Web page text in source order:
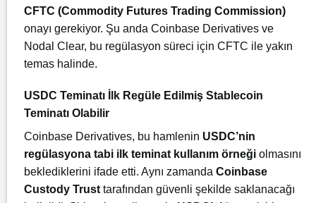
CFTC (Commodity Futures Trading Commission)
onayı gerekiyor. Şu anda Coinbase Derivatives ve
Nodal Clear, bu regülasyon süreci için CFTC ile yakın
temas halinde.
USDC Teminatı İlk Regüle Edilmiş Stablecoin
Teminatı Olabilir
Coinbase Derivatives, bu hamlenin USDC’nin
regülasyona tabi ilk teminat kullanım örneği olmasını
beklediklerini ifade etti. Aynı zamanda Coinbase
Custody Trust tarafından güvenli şekilde saklanacağı